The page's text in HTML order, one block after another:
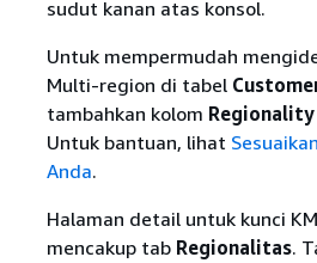
sudut kanan atas konsol.
Untuk mempermudah
Multi-region di tabel
tambahkan kolom Regionality
Untuk bantuan, lihat
Anda.
Halaman detail untuk kunci
mencakup tab Regionalitas.